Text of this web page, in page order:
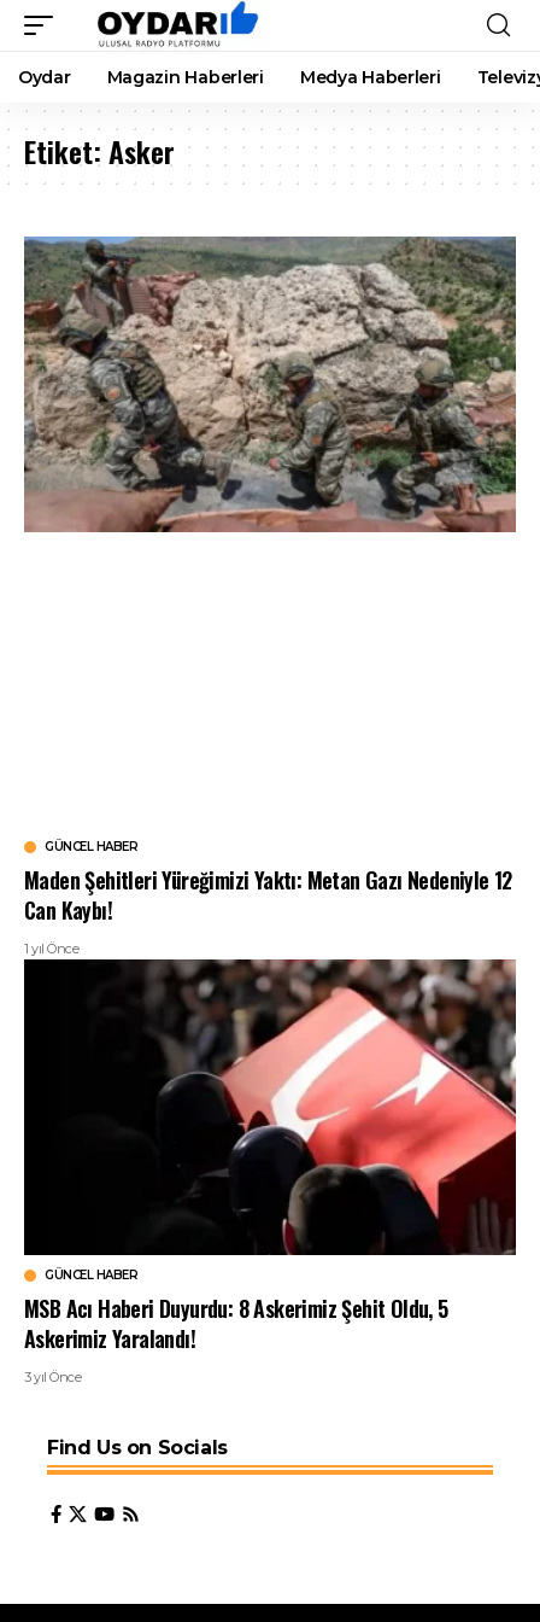
Oydar Magazin Haberleri Medya Haberleri
Etiket:Asker
GÜNCEL HABER
Maden Şehitleri Yüreğimizi Yaktı: Metan Gazı Nedeniyle 12
Can Kaybı!
1 yıl Önce
GÜNCEL HABER
MSB Acı Haberi Duyurdu: 8 Askerimiz Şehit Oldu, 5
Askerimiz Yaralandı!
3 yıl Önce
Find Us on Socials